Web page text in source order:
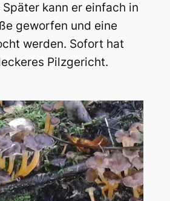
kann er einfach in
geworfen und eine
werden. Sofort hat
Pilzgericht.